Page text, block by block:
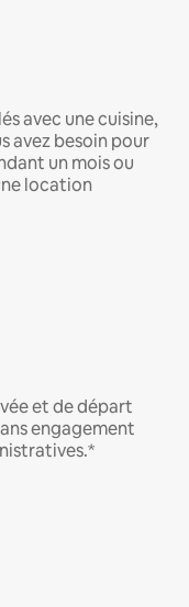
avec une cuisine,
avez besoin pour
un mois ou
location
et de départ
engagement